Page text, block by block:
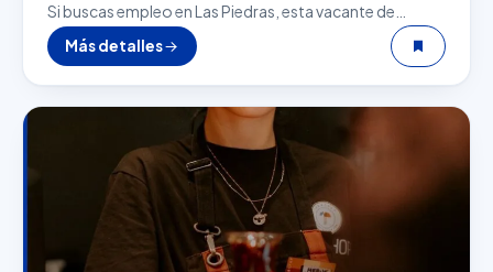
Si buscas empleo en Las Piedras, esta vacante de
Personal de Comida Rápida puede ser una excelente
oportunidad. El sector gastronómico es uno de…
Más detalles